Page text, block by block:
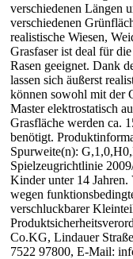
verschiedenen Längen
verschiedenen
realistische Wiesen,
Grasfaser ist deal für
Rasen geeignet. Dank
lassen sich äußerst
können sowohl mit der
Master elektrostatisch
Grasfläche werden ca.
benötigt.
Spurweite(n):
Spielzeugrichtlinie
Kinder unter 14
wegen
verschluckbarer
Co.KG, Lindauer
7522 97800, E-Mail: